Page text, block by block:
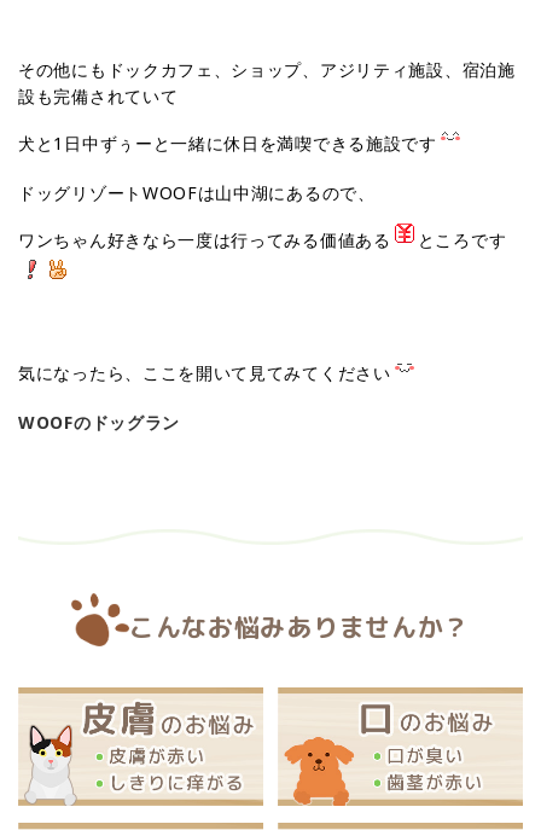
その他にもドックカフェ、ショップ、アジリティ施設、宿泊施
設も完備されていて
犬と1日中ずぅーと一緒に休日を満喫できる施設です
ドッグリゾートWOOFは山中湖にあるので、
ワンちゃん好きなら一度は行ってみる価値ある ところです
気になったら、ここを開いて見てみてください
WOOFのドッグラン
こんなお悩みありませんか？